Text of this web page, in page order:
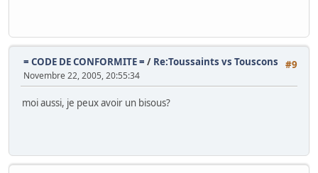
#9
= CODE DE CONFORMITE = / Re:Toussaints vs Touscons
Novembre 22, 2005, 20:55:34
moi aussi, je peux avoir un bisous?